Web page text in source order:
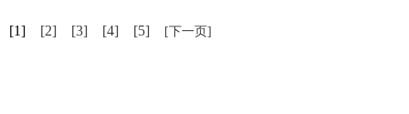
[1] [2] [3] [4] [5] [下一页]